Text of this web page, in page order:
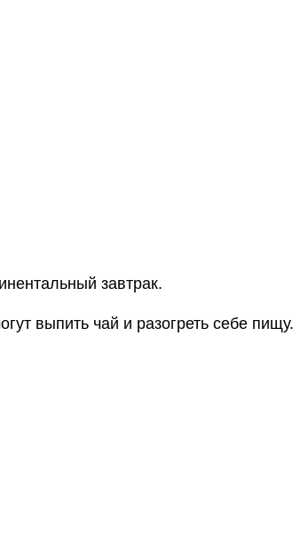
завтрак.
выпить чай и разогреть себе пищу.